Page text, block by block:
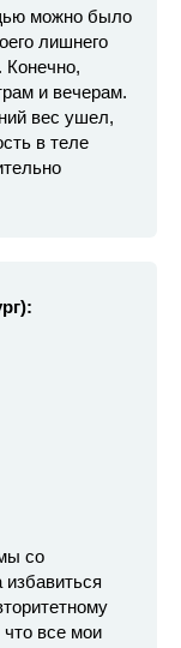
можно было
лишнего
Конечно,
и вечерам.
вес ушел,
в теле
со
что все мои